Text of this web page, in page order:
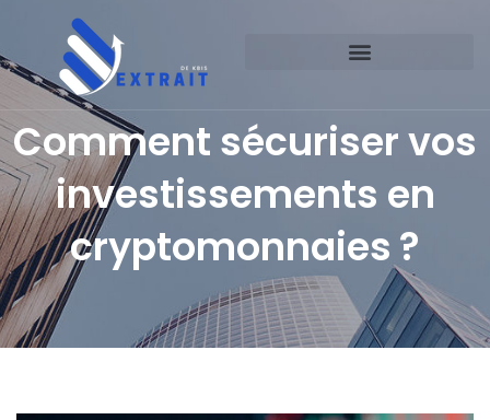
Comment sécuriser vos
investissements en
cryptomonnaies ?